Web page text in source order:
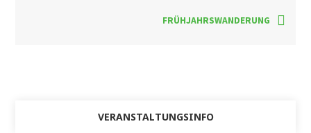
FRÜHJAHRSWANDERUNG
VERANSTALTUNGSINFO